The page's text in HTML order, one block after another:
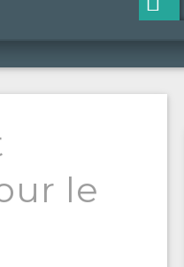
le